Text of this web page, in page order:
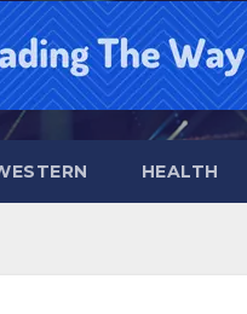
HEALTH